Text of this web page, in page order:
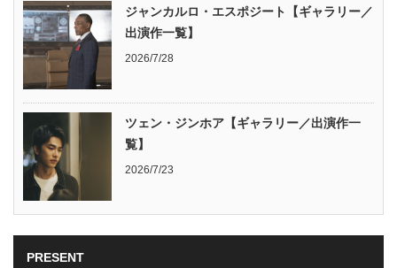
ジャンカルロ・エスポジート【ギャラリー／
出演作一覧】
2026/7/28
ツェン・ジンホア【ギャラリー／出演作一
覧】
2026/7/23
PRESENT